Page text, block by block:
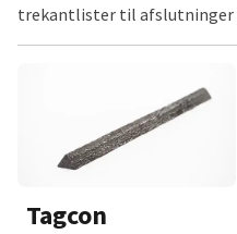
trekantlister til afslutninger
Tagcon